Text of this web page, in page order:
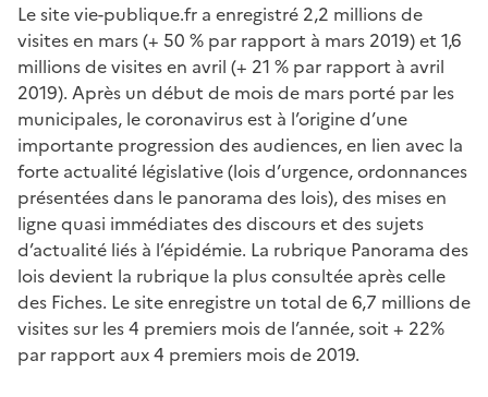
Le site vie-publique.fr a enregistré 2,2 millions de
visites en mars (+ 50 % par rapport à mars 2019) et 1,6
millions de visites en avril (+ 21 % par rapport à avril
2019). Après un début de mois de mars porté par les
municipales, le coronavirus est à l’origine d’une
importante progression des audiences, en lien avec la
forte actualité législative (lois d’urgence, ordonnances
présentées dans le panorama des lois), des mises en
ligne quasi immédiates des discours et des sujets
d’actualité liés à l’épidémie. La rubrique Panorama des
lois devient la rubrique la plus consultée après celle
des Fiches. Le site enregistre un total de 6,7 millions de
visites sur les 4 premiers mois de l’année, soit + 22%
par rapport aux 4 premiers mois de 2019.